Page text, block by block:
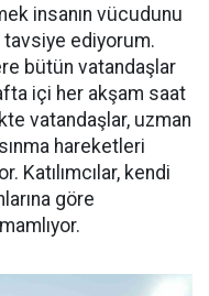
insanın vücudunu
ediyorum.
bütün vatandaşlar
içi her akşam saat
vatandaşlar, uzman
hareketleri
Katılımcılar, kendi
göre